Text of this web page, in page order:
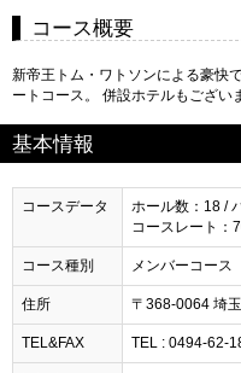
コース概要
新帝王トム・ワトソンによる豪快
ートコース。 併設ホテルもござい
基本情報
コースデータ
ホール数：18 /
コースレート：
コース種別 メンバーコース
住所 〒368-0064 埼
TEL&FAX TEL : 0494-62-